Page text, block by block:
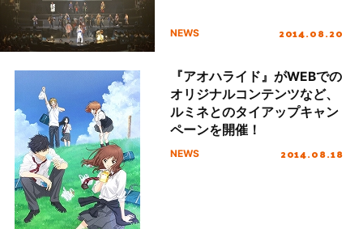
NEWS 2014.08.20
『アオハライド』がWEBでの
オリジナルコンテンツなど、
ルミネとのタイアップキャン
ペーンを開催！
NEWS 2014.08.18